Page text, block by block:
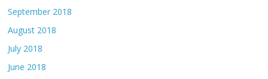
September 2018
August 2018
July 2018
June 2018